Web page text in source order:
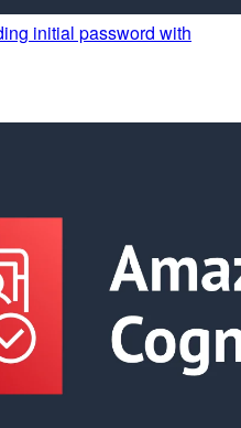
initial password with